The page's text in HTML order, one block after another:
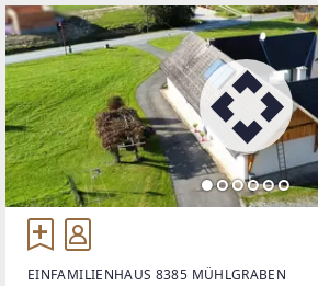
EINFAMILIENHAUS 8385 MÜHLGRABEN